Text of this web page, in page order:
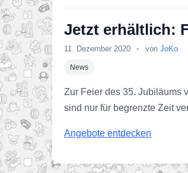
Jetzt erhältlich:
11. Dezember 2020 • von JoKo
News
Zur Feier des 35. Jubiläums
sind nur für begrenzte Zeit
Angebote entdecken